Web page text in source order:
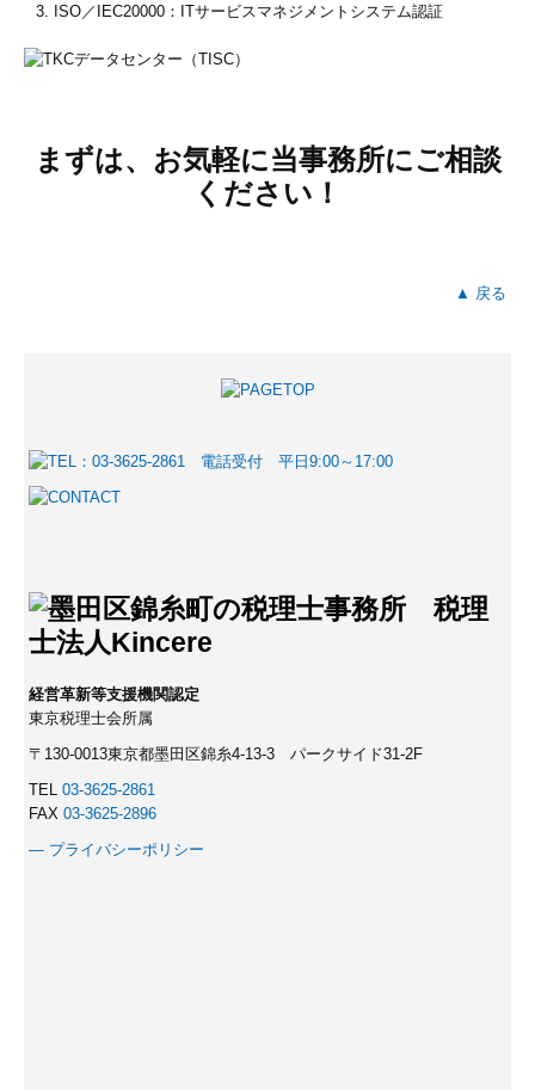
ISO／IEC20000：ITサービスマネジメントシステム認証
まずは、お気軽に当事務所にご相談
ください！
▲ 戻る
経営革新等支援機関認定
東京税理士会所属
〒130-0013東京都墨田区錦糸4-13-3 パークサイド31-2F
TEL03-3625-2861
FAX03-3625-2896
― プライバシーポリシー